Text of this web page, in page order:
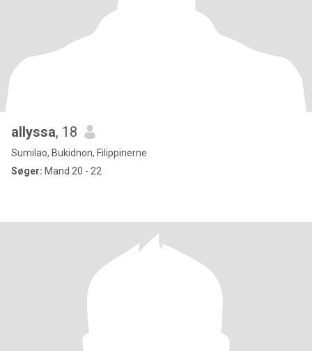
allyssa, 18
Sumilao, Bukidnon, Filippinerne
Søger: Mand 20 - 22